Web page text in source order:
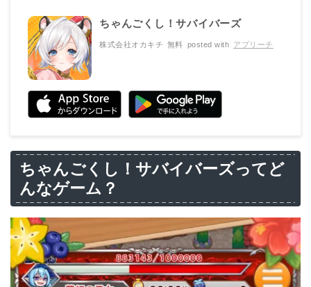
ちゃんごくし！サバイバーズ
株式会社オカキチ 無料 posted with アプリーチ
ちゃんごくし！サバイバーズってど
んなゲーム？